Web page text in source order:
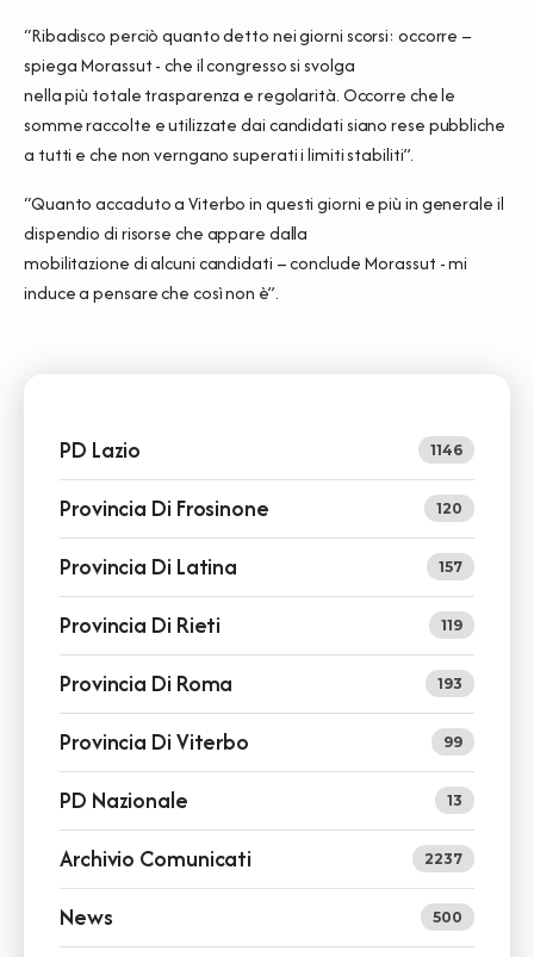
“Ribadisco perciò quanto detto nei giorni scorsi: occorre –
spiega Morassut - che il congresso si svolga
nella più totale trasparenza e regolarità. Occorre che le
somme raccolte e utilizzate dai candidati siano rese pubbliche
a tutti e che non verngano superati i limiti stabiliti”.
“Quanto accaduto a Viterbo in questi giorni e più in generale il
dispendio di risorse che appare dalla
mobilitazione di alcuni candidati – conclude Morassut - mi
induce a pensare che così non è”.
PD Lazio 1146
Provincia Di Frosinone 120
Provincia Di Latina 157
Provincia Di Rieti 119
Provincia Di Roma 193
Provincia Di Viterbo 99
PD Nazionale 13
Archivio Comunicati 2237
News 500